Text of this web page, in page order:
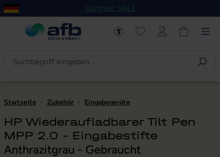
Hauptinhalt springen
Zur Navigation der B2B-Plattform springen
Summer SALE
Startseite - Zubehör - Eingabegeräte
HP Wiederaufladbarer Tilt Pen
MPP 2.0 - Eingabestifte
Anthrazitgrau - Gebraucht